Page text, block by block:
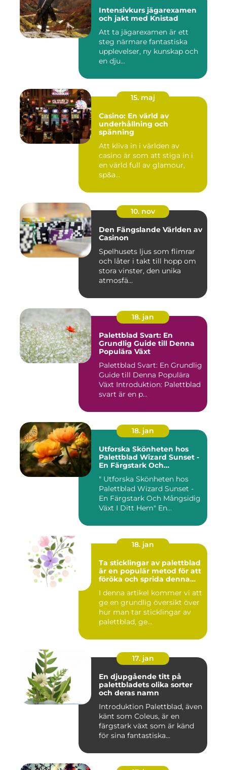
Intensivkurs jägarexamen
och jakt med Knistad
Att ta jägarexamen är ett
steg närmare fantastiska
upplevelser, ny kunskap och
en dju...
15. maj
Casino: En värld av
underhållning och
spänning
Att kliva in i världen av
casino är som att stiga in i
en värld full av glamour,
sp&a...
10. nov
Den Fängslande Världen av
Casinon
Spelhusets ljus som flimrar
och låter i takt till hopp om
stora vinster, den unika
atmosfä...
18. jan
Palettblad Svart: En
Grundlig Guide till Denna
Populära Växt
Palettblad Svart: En Grundlig
Guide till Denna Populära
Växt Introduktion: Palettblad
svart är en p...
18. jan
Utforska Skönheten hos
Palettblad Wizard Sunset -
En Färgstark Och
" Utforska Skönheten hos
Palettblad Wizard Sunset -
En Färgstark Och Mångsidig
Växt I Ditt Hem" En...
18. jan
Ta sticklingar av palettblad
är en populär metod för att
föröka och sprida denna
I denna artikel kommer vi att
ge en grundlig översikt över
hur man tar sticklingar av
palettblad, ge...
17. jan
En djupgående titt på
palettbladets olika sorter
och deras namn
Introduktion Palettblad, även
känt som Coleus, är en
färgstark växt som är känd
för sina fantastiska...